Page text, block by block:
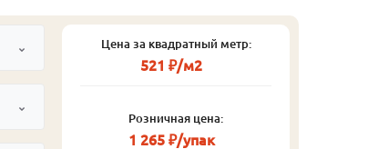
Цена за квадратный метр:
521 ₽/м2
Розничная цена:
1 265 ₽/упак